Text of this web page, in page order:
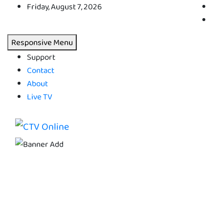
content
Friday, August 7, 2026
Responsive Menu
Support
Contact
About
Live TV
CTV Online